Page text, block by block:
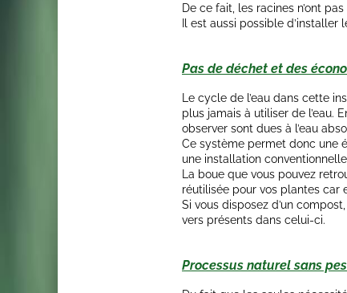
De ce fait, les racines n’ont
Il est aussi possible
Pas de déchet et des
Le cycle de l’eau dans cette
plus jamais à utiliser de l’eau.
observer sont dues à l’eau
Ce système permet donc une
une installation
La boue que vous pouvez
réutilisée pour vos plantes car
Si vous disposez d’un
vers présents dans celui-ci.
Processus naturel sans